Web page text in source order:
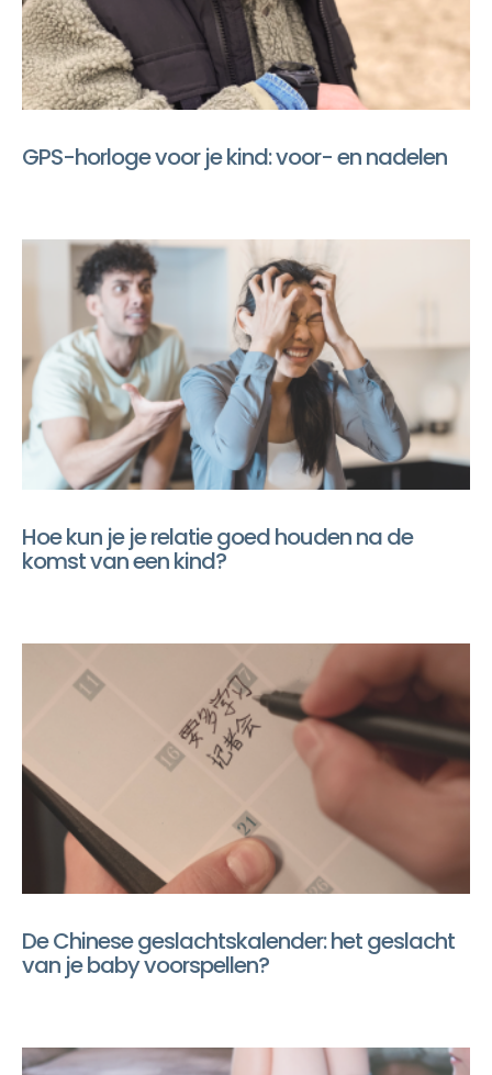
GPS-horloge voor je kind: voor- en nadelen
Hoe kun je je relatie goed houden na de
komst van een kind?
De Chinese geslachtskalender: het geslacht
van je baby voorspellen?